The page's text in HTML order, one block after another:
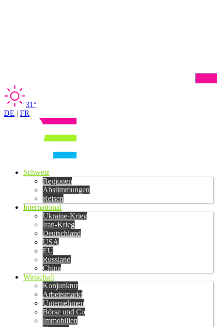
31°
DE | FR
Schweiz
Regionen
Abstimmungen
Reisen
International
Ukraine-Krieg
Iran-Krieg
Deutschland
USA
EU
Russland
China
Wirtschaft
Konjunktur
Arbeitsmarkt
Unternehmen
Börse und Co
Immobilien